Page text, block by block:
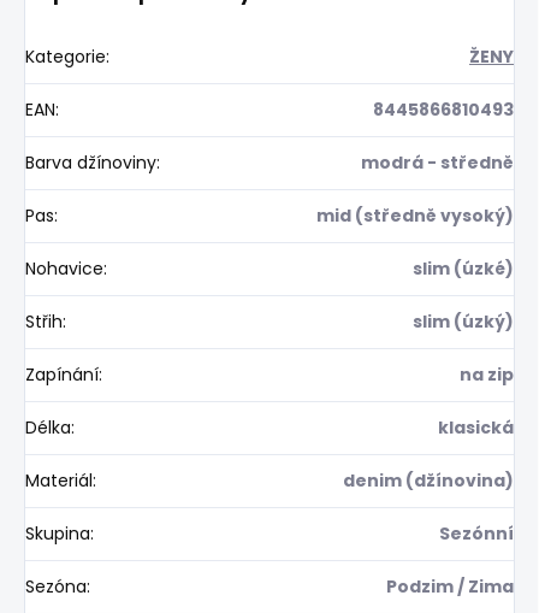
Kategorie: ŽENY
EAN: 8445866810493
Barva džínoviny: modrá - středně
Pas: mid (středně vysoký)
Nohavice: slim (úzké)
Střih: slim (úzký)
Zapínání: na zip
Délka: klasická
Materiál: denim (džínovina)
Skupina: Sezónní
Sezóna: Podzim / Zima